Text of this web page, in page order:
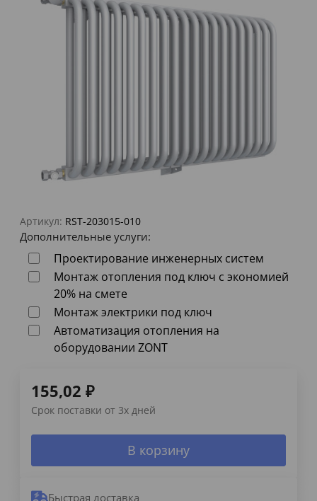
Артикул: RST-203015-010
Дополнительные услуги:
Проектирование инженерных систем
Монтаж отопления под ключ с экономией
20% на смете
Монтаж электрики под ключ
Автоматизация отопления на
оборудовании ZONT
155,02 ₽
Срок поставки от 3х дней
В корзину
Быстрая доставка